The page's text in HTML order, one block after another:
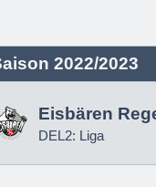
2022/2023
Eisbären
DEL2: Liga